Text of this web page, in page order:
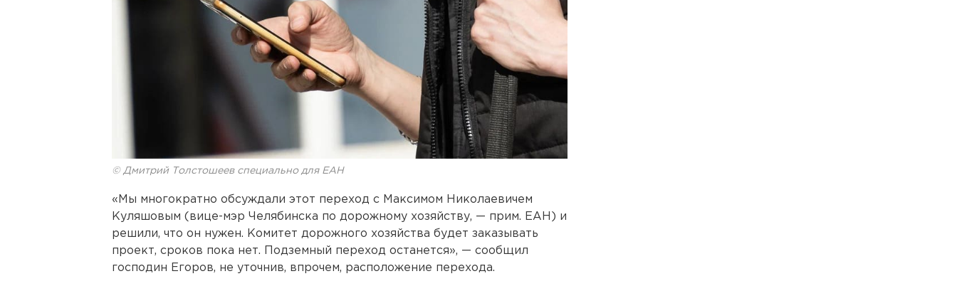
© Дмитрий Толстошеев специально для ЕАН
«Мы многократно обсуждали этот переход с Максимом Николаевичем
Куляшовым (вице-мэр Челябинска по дорожному хозяйству, — прим. ЕАН) и
решили, что он нужен. Комитет дорожного хозяйства будет заказывать
проект, сроков пока нет. Подземный переход останется», — сообщил
господин Егоров, не уточнив, впрочем, расположение перехода.